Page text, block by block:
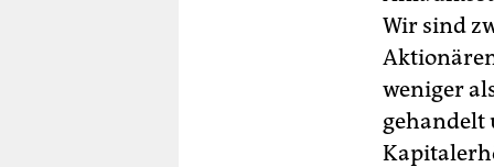
Wir sind
weniger
gehandelt